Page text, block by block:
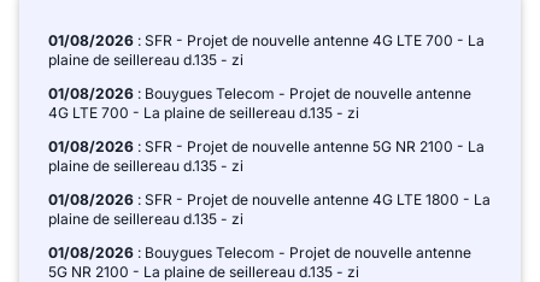
01/08/2026 : SFR - Projet de nouvelle antenne 4G LTE 700 - La
plaine de seillereau d.135 - zi
01/08/2026 : Bouygues Telecom - Projet de nouvelle antenne
4G LTE 700 - La plaine de seillereau d.135 - zi
01/08/2026 : SFR - Projet de nouvelle antenne 5G NR 2100 - La
plaine de seillereau d.135 - zi
01/08/2026 : SFR - Projet de nouvelle antenne 4G LTE 1800 - La
plaine de seillereau d.135 - zi
01/08/2026 : Bouygues Telecom - Projet de nouvelle antenne
5G NR 2100 - La plaine de seillereau d.135 - zi